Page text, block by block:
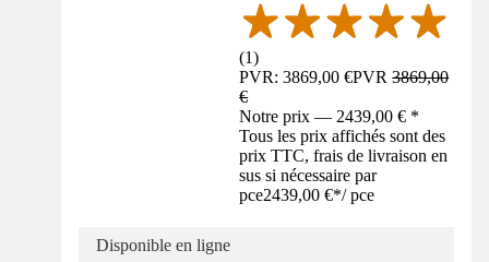
(1)
PVR: 3869,00 €PVR3869,00
€
Notre prix — 2439,00 € *
Tous les prix affichés sont des
prix TTC, frais de livraison en
sus si nécessaire par
pce2439,00 €*/ pce
Disponible en ligne